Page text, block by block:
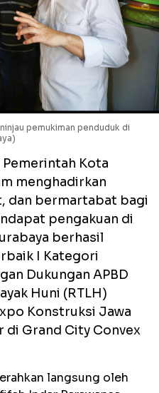
pemukiman penduduk di
Kota
menghadirkan
dan bermartabat bagi
pengakuan di
berhasil
I Kategori
Dukungan APBD
Huni (RTLH)
Konstruksi Jawa
di Grand City Convex
langsung oleh